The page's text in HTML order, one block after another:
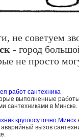
не советуем
- город
не просто
работ сантехника
выполненные
сантехниками в Минске.
круглосуточно Минск
аварийный вызов